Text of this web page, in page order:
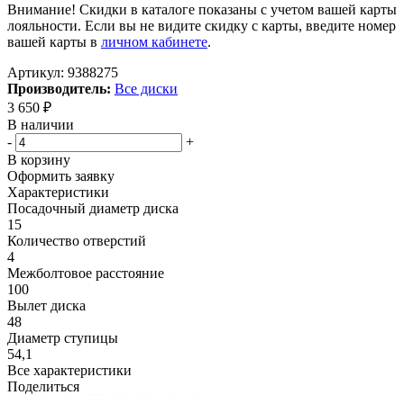
Внимание! Скидки в каталоге показаны с учетом вашей карты
лояльности. Если вы не видите скидку с карты, введите номер
вашей карты в личном кабинете.
Артикул: 9388275
Производитель: Все диски
3 650 ₽
В наличии
-
+
В корзину
Оформить заявку
Характеристики
Посадочный диаметр диска
15
Количество отверстий
4
Межболтовое расстояние
100
Вылет диска
48
Диаметр ступицы
54,1
Все характеристики
Поделиться